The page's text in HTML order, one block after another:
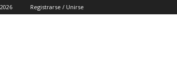
Registrarse / Unirse